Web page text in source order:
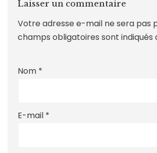
Laisser un commentaire
Votre adresse e-mail ne sera pas
champs obligatoires sont indiqués
Nom *
E-mail *